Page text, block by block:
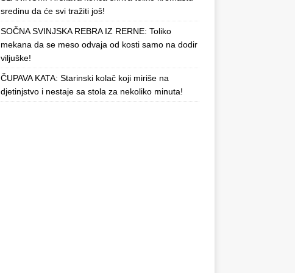
sredinu da će svi tražiti još!
SOČNA SVINJSKA REBRA IZ RERNE: Toliko
mekana da se meso odvaja od kosti samo na dodir
viljuške!
ČUPAVA KATA: Starinski kolač koji miriše na
djetinjstvo i nestaje sa stola za nekoliko minuta!